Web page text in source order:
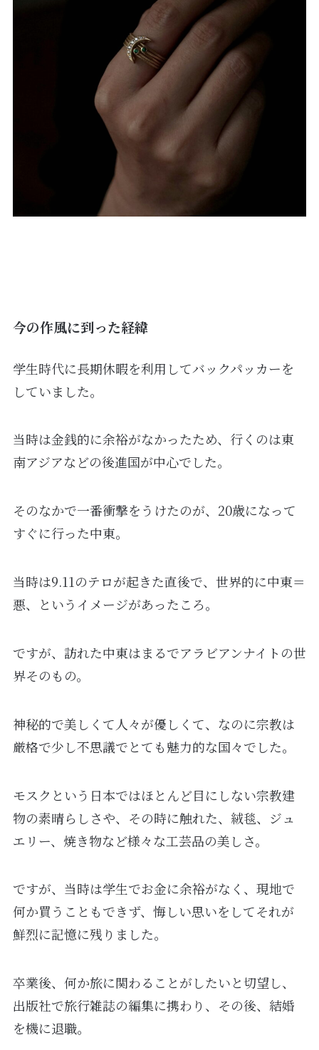
今の作風に到った経緯
学生時代に長期休暇を利用してバックパッカーを
していました。
当時は金銭的に余裕がなかったため、行くのは東
南アジアなどの後進国が中心でした。
そのなかで一番衝撃をうけたのが、20歳になって
すぐに行った中東。
当時は9.11のテロが起きた直後で、世界的に中東＝
悪、というイメージがあったころ。
ですが、訪れた中東はまるでアラビアンナイトの世
界そのもの。
神秘的で美しくて人々が優しくて、なのに宗教は
厳格で少し不思議でとても魅力的な国々でした。
モスクという日本ではほとんど目にしない宗教建
物の素晴らしさや、その時に触れた、絨毯、ジュ
エリー、焼き物など様々な工芸品の美しさ。
ですが、当時は学生でお金に余裕がなく、現地で
何か買うこともできず、悔しい思いをしてそれが
鮮烈に記憶に残りました。
卒業後、何か旅に関わることがしたいと切望し、
出版社で旅行雑誌の編集に携わり、その後、結婚
を機に退職。